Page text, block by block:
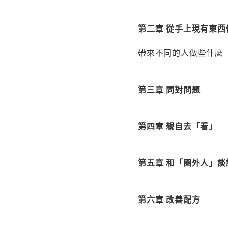
第二章 從手上現有東
帶來不同的人做些什麼
第三章 問對問題
第四章 親自去「看」
第五章 和「圈外人」
第六章 改善配方